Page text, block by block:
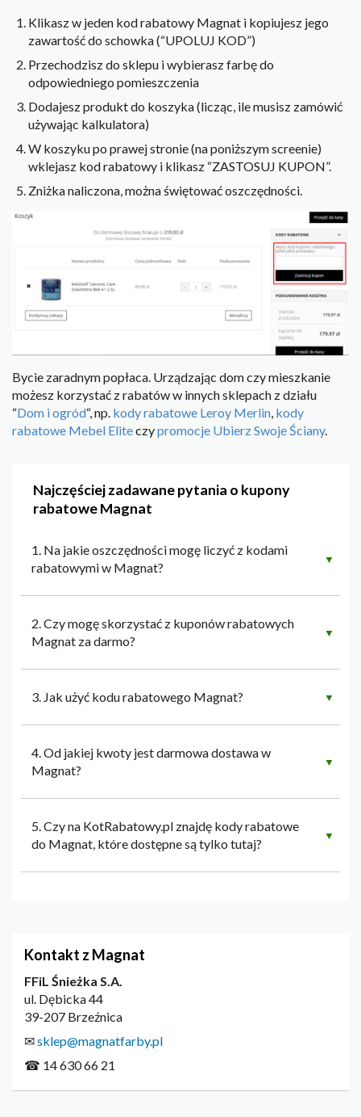
Klikasz w jeden kod rabatowy Magnat i kopiujesz jego
zawartość do schowka (“UPOLUJ KOD”)
Przechodzisz do sklepu i wybierasz farbę do
odpowiedniego pomieszczenia
Dodajesz produkt do koszyka (licząc, ile musisz zamówić
używając kalkulatora)
W koszyku po prawej stronie (na poniższym screenie)
wklejasz kod rabatowy i klikasz “ZASTOSUJ KUPON”.
Zniżka naliczona, można świętować oszczędności.
Bycie zaradnym popłaca. Urządzając dom czy mieszkanie
możesz korzystać z rabatów w innych sklepach z działu
“Dom i ogród“, np. kody rabatowe Leroy Merlin, kody
rabatowe Mebel Eliteczypromocje Ubierz Swoje Ściany.
Najczęściej zadawane pytania o kupony
rabatowe Magnat
1. Na jakie oszczędności mogę liczyć z kodami
rabatowymi w Magnat?
▼
2. Czy mogę skorzystać z kuponów rabatowych
Magnat za darmo?
▼
3. Jak użyć kodu rabatowego Magnat? ▼
4. Od jakiej kwoty jest darmowa dostawa w
Magnat?
▼
5. Czy na KotRabatowy.pl znajdę kody rabatowe
do Magnat, które dostępne są tylko tutaj?
▼
Kontakt z Magnat
FFiL Śnieżka S.A.
ul. Dębicka 44
39-207 Brzeźnica
✉sklep@magnatfarby.pl
☎ 14 630 66 21